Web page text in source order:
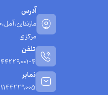
آدرس
مرکزی
تلفن
4
نمابر